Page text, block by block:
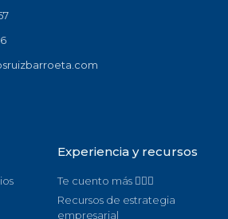
Experiencia y recursos
Te cuento más 🙋🏻‍♀️
Recursos de estrategia
empresarial